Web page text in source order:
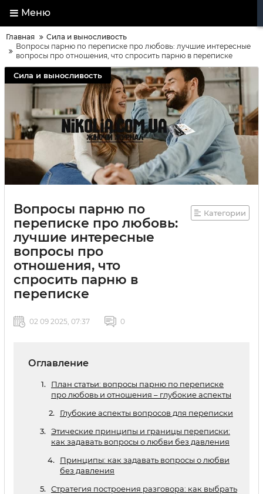
Меню
Главная
Сила и выносливость
Вопросы парню по переписке про любовь: лучшие интересные
вопросы про отношения, что спросить парню в переписке
Сила и выносливость
Вопросы парню по
переписке про любовь:
лучшие интересные
вопросы про
отношения, что
спросить парню в
переписке
Категории
02 09 2025, 07:37 0
Оглавление
План статьи: вопросы парню по переписке
про любовь и отношения – глубокие аспекты
Глубокие аспекты вопросов для переписки
Этические принципы и границы переписки:
как задавать вопросы о любви без давления
Принципы: как задавать вопросы о любви
без давления
Стратегия построения разговора: как выбрать